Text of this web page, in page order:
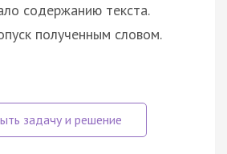
содержанию текста.
полученным словом.